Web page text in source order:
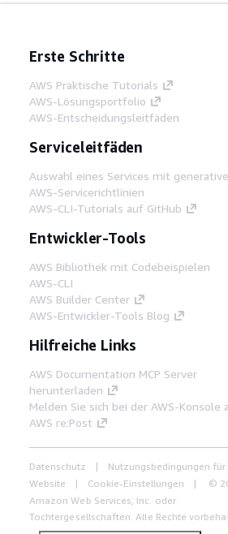
Erste Schritte
AWS Praktische Tutorials
AWS-Lösungsportfolio
AWS-Entscheidungsleitfäden
Serviceleitfäden
Auswahl eines Services mit
AWS-Servicerichtlinien
AWS-CLI-Tutorials auf GitHub
Entwickler-Tools
AWS Bibliothek mit Codebeispielen
AWS-CLI
AWS Builder Center
AWS-Entwickler-Tools Blog
Hilfreiche Links
AWS Documentation MCP Server
herunterladen
Melden Sie sich bei der AWS-Konsole
AWS re:Post
Datenschutz
Nutzungsbedingungen für
Website
Cookie-Einstellungen
©
Amazon Web Services, Inc. oder
Tochtergesellschaften. Alle Rechte